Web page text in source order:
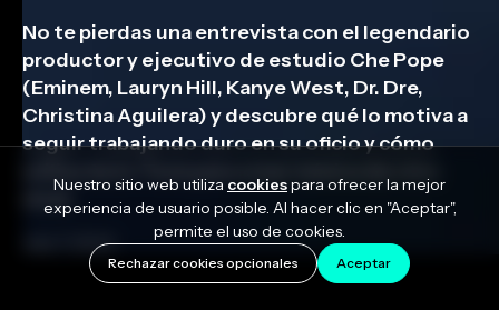
No te pierdas una entrevista con el legendario
productor y ejecutivo de estudio Che Pope
(Eminem, Lauryn Hill, Kanye West, Dr. Dre,
Christina Aguilera) y descubre qué lo motiva a
seguir trabajando duro en su oficio y cómo
July 7, 2022
Nuestro sitio web utiliza cookiespara ofrecer la mejor
experiencia de usuario posible. Al hacer clic en "Aceptar",
permite el uso de cookies.
Rechazar cookies opcionales Aceptar